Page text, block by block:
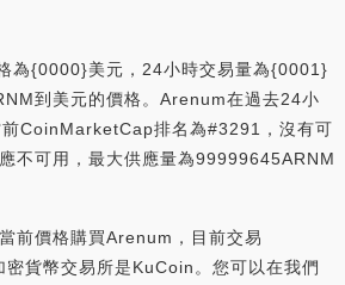
為{0000}美元，24小時交易量為{0001}
到美元的價格。Arenum在過去24小
CoinMarketCap排名為#3291，沒有可
不可用，最大供應量為99999645ARNM
前價格購買Arenum，目前交易
貨幣交易所是KuCoin。您可以在我們